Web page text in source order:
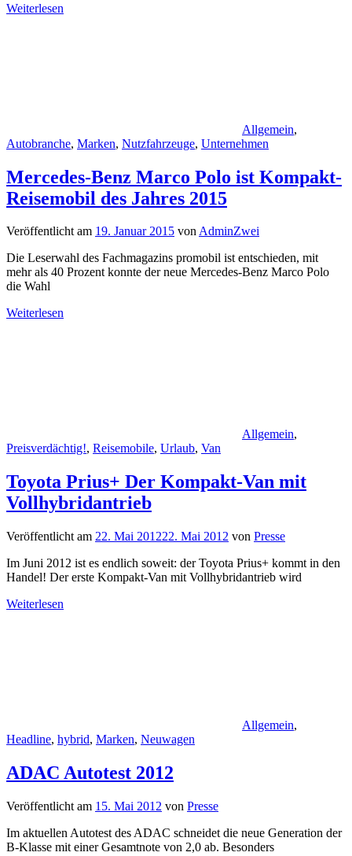
Weiterlesen
Allgemein,
Autobranche, Marken, Nutzfahrzeuge, Unternehmen
Mercedes-Benz Marco Polo ist Kompakt-
Reisemobil des Jahres 2015
Veröffentlicht am 19. Januar 2015 vonAdminZwei
Die Leserwahl des Fachmagazins promobil ist entschieden, mit
mehr als 40 Prozent konnte der neue Mercedes-Benz Marco Polo
die Wahl
Weiterlesen
Allgemein,
Preisverdächtig!, Reisemobile, Urlaub, Van
Toyota Prius+ Der Kompakt-Van mit
Vollhybridantrieb
Veröffentlicht am 22. Mai 201222. Mai 2012 von Presse
Im Juni 2012 ist es endlich soweit: der Toyota Prius+ kommt in den
Handel! Der erste Kompakt-Van mit Vollhybridantrieb wird
Weiterlesen
Allgemein,
Headline, hybrid, Marken, Neuwagen
ADAC Autotest 2012
Veröffentlicht am 15. Mai 2012 von Presse
Im aktuellen Autotest des ADAC schneidet die neue Generation der
B-Klasse mit einer Gesamtnote von 2,0 ab. Besonders